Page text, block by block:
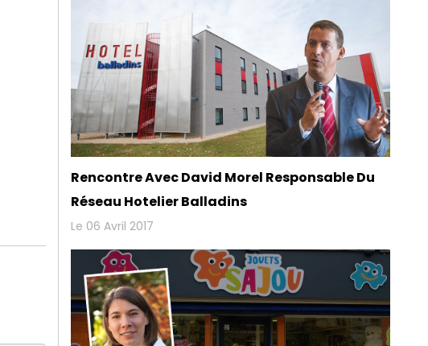
Rencontre Avec David Morel Responsable Du
Réseau Hotelier Balladins
Le 06 Avril 2017